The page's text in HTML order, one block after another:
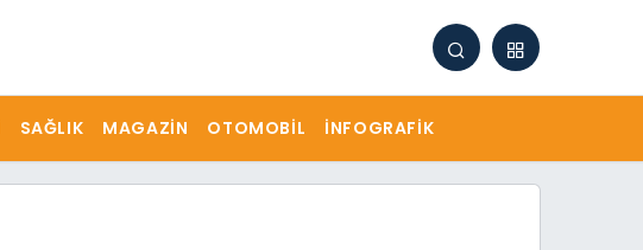
SAĞLIK MAGAZIN OTOMOBIL İNFOGRAFIK